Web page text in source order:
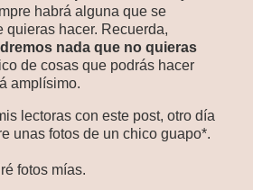
habrá alguna que se
quieras hacer. Recuerda,
nada que no quieras
de cosas que podrás hacer
amplísimo.
lectoras con este post, otro día
unas fotos de un chico guapo*.
fotos mías.